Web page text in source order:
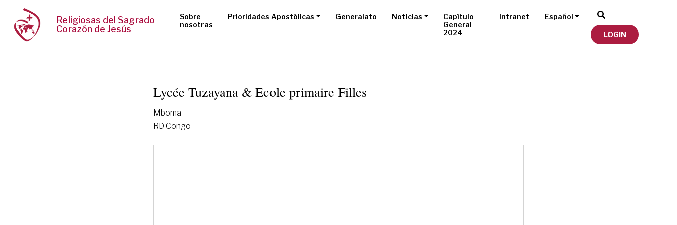
Religiosas del Sagrado
Corazón de Jesús
Sobre
nosotras
Prioridades Apostólicas Generalato Noticias
Capítulo
General
2024
Intranet Español
LOGIN
Lycée Tuzayana & Ecole primaire Filles
Mboma
RD Congo